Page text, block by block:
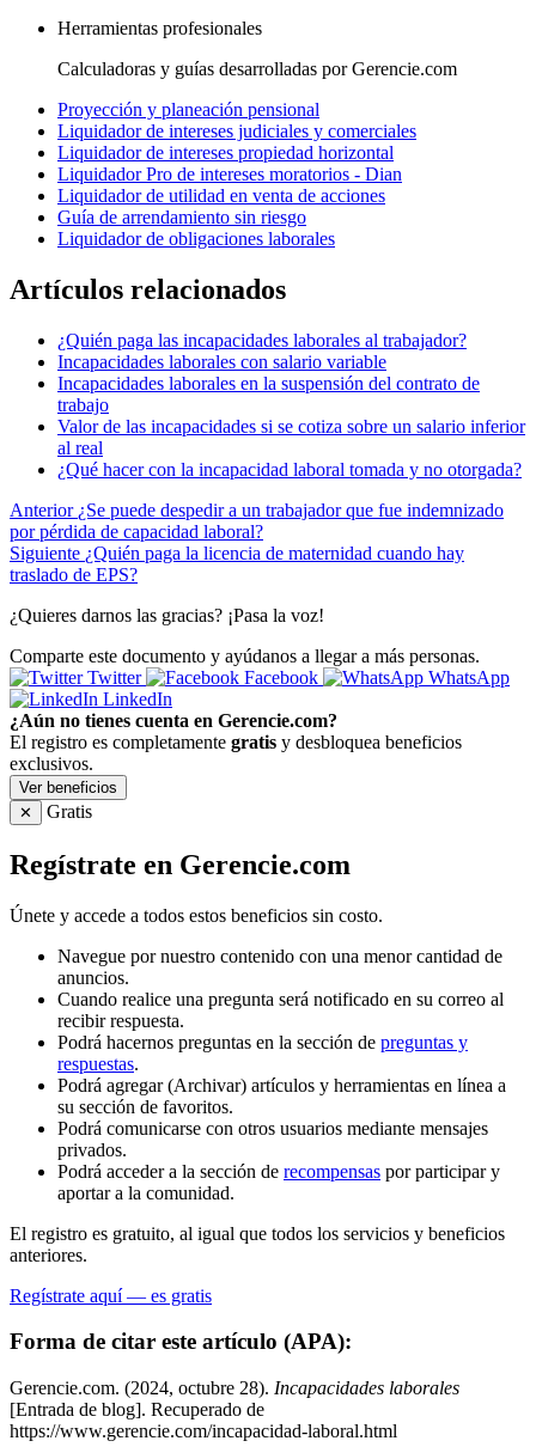
Herramientas profesionales
Calculadoras y guías desarrolladas por Gerencie.com
Proyección y planeación pensional
Liquidador de intereses judiciales y comerciales
Liquidador de intereses propiedad horizontal
Liquidador Pro de intereses moratorios - Dian
Liquidador de utilidad en venta de acciones
Guía de arrendamiento sin riesgo
Liquidador de obligaciones laborales
Artículos relacionados
¿Quién paga las incapacidades laborales al trabajador?
Incapacidades laborales con salario variable
Incapacidades laborales en la suspensión del contrato de
trabajo
Valor de las incapacidades si se cotiza sobre un salario inferior
al real
¿Qué hacer con la incapacidad laboral tomada y no otorgada?
Anterior ¿Se puede despedir a un trabajador que fue indemnizado
por pérdida de capacidad laboral?
Siguiente ¿Quién paga la licencia de maternidad cuando hay
traslado de EPS?
¿Quieres darnos las gracias? ¡Pasa la voz!
Comparte este documento y ayúdanos a llegar a más personas.
Twitter
Facebook
WhatsApp
LinkedIn
¿Aún no tienes cuenta en Gerencie.com?
El registro es completamente gratis y desbloquea beneficios
exclusivos.
Ver beneficios
✕
Gratis
Regístrate en Gerencie.com
Únete y accede a todos estos beneficios sin costo.
Navegue por nuestro contenido con una menor cantidad de
anuncios.
Cuando realice una pregunta será notificado en su correo al
recibir respuesta.
Podrá hacernos preguntas en la sección de preguntas y
respuestas.
Podrá agregar (Archivar) artículos y herramientas en línea a
su sección de favoritos.
Podrá comunicarse con otros usuarios mediante mensajes
privados.
Podrá acceder a la sección de recompensas por participar y
aportar a la comunidad.
El registro es gratuito, al igual que todos los servicios y beneficios
anteriores.
Regístrate aquí — es gratis
Forma de citar este artículo (APA):
Gerencie.com. (2024, octubre 28). Incapacidades laborales
[Entrada de blog]. Recuperado de
https://www.gerencie.com/incapacidad-laboral.html